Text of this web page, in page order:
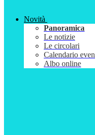
Novità
Panoramica
Le notizie
Le circolari
Calendario
Albo online